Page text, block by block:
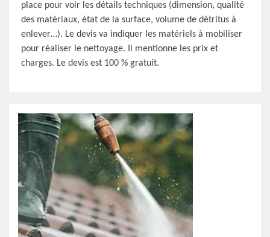
place pour voir les détails techniques (dimension, qualité
des matériaux, état de la surface, volume de détritus à
enlever…). Le devis va indiquer les matériels à mobiliser
pour réaliser le nettoyage. Il mentionne les prix et
charges. Le devis est 100 % gratuit.